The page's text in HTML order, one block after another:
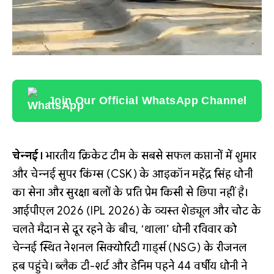
Join Our Official WhatsApp Channel
चेन्नई। भारतीय क्रिकेट टीम के सबसे सफल कप्तानों में शुमार
और चेन्नई सुपर किंग्स (CSK) के आइकॉन महेंद्र सिंह धोनी
का सेना और सुरक्षा बलों के प्रति प्रेम किसी से छिपा नहीं है।
आईपीएल 2026 (IPL 2026) के व्यस्त शेड्यूल और चोट के
चलते मैदान से दूर रहने के बीच, ‘थाला’ धोनी रविवार को
चेन्नई स्थित नेशनल सिक्योरिटी गार्ड्स (NSG) के रीजनल
हब पहुंचे। ब्लैक टी-शर्ट और डेनिम पहने 44 वर्षीय धोनी ने